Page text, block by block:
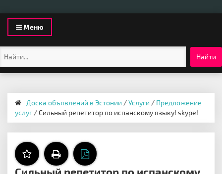
Toggle
navigation
Меню
Найти
Доска объявлений в Эстонии /Услуги / Предложение
услуг/ Сильный репетитор по испанскому языку! skype!